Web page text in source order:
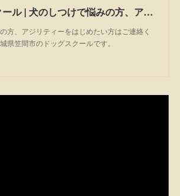
永田ドッグスクール | 犬のしつけで悩みの方、アジリティーを始めたい方は一度ご相談ください。私たちは茨城県笠間市のドッグスクールです。
方、アジリティーをはじめたい方はご連絡く
県笠間市のドッグスクールです。